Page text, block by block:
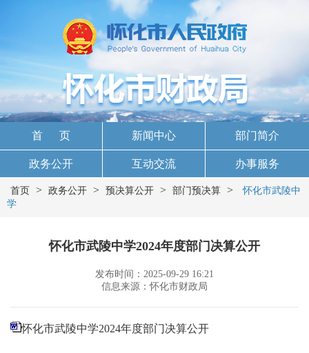
首 页 新闻中心 部门简介
政务公开 互动交流 办事服务
首页 > 政务公开 > 预决算公开 > 部门预决算 >
怀化市武陵中
学
怀化市武陵中学2024年度部门决算公开
发布时间：2025-09-29 16:21
信息来源：怀化市财政局
怀化市武陵中学2024年度部门决算公开